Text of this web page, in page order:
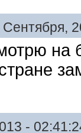
Сентября,
на
-